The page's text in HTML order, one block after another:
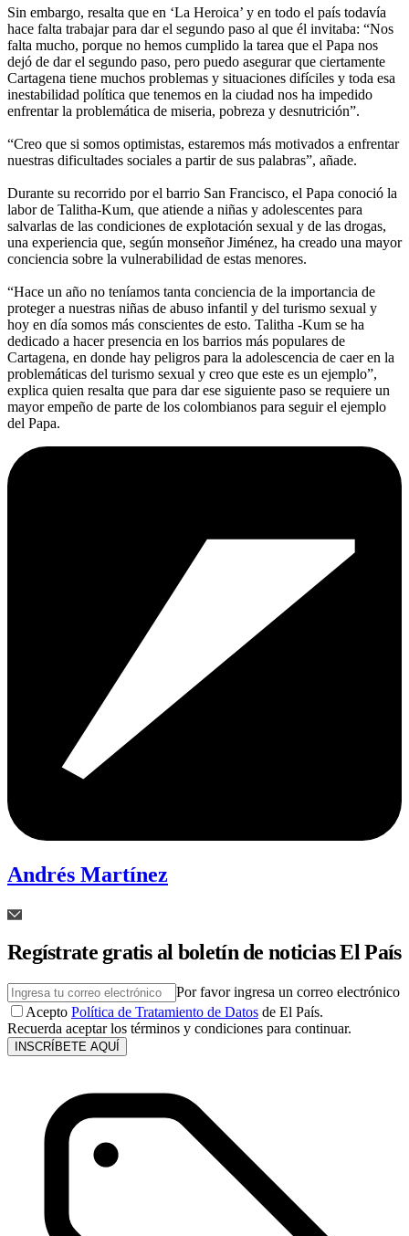
Sin embargo, resalta que en ‘La Heroica’ y en todo el país todavía
hace falta trabajar para dar el segundo paso al que él invitaba: “Nos
falta mucho, porque no hemos cumplido la tarea que el Papa nos
dejó de dar el segundo paso, pero puedo asegurar que ciertamente
Cartagena tiene muchos problemas y situaciones difíciles y toda esa
inestabilidad política que tenemos en la ciudad nos ha impedido
enfrentar la problemática de miseria, pobreza y desnutrición”.
“Creo que si somos optimistas, estaremos más motivados a enfrentar
nuestras dificultades sociales a partir de sus palabras”, añade.
Durante su recorrido por el barrio San Francisco, el Papa conoció la
labor de Talitha-Kum, que atiende a niñas y adolescentes para
salvarlas de las condiciones de explotación sexual y de las drogas,
una experiencia que, según monseñor Jiménez, ha creado una mayor
conciencia sobre la vulnerabilidad de estas menores.
“Hace un año no teníamos tanta conciencia de la importancia de
proteger a nuestras niñas de abuso infantil y del turismo sexual y
hoy en día somos más conscientes de esto. Talitha -Kum se ha
dedicado a hacer presencia en los barrios más populares de
Cartagena, en donde hay peligros para la adolescencia de caer en la
problemáticas del turismo sexual y creo que este es un ejemplo”,
explica quien resalta que para dar ese siguiente paso se requiere un
mayor empeño de parte de los colombianos para seguir el ejemplo
del Papa.
Andrés Martínez
Regístrate gratis al boletín de noticias El País
Por favor ingresa un correo electrónico
Acepto Política de Tratamiento de Datos de El País.
Recuerda aceptar los términos y condiciones para continuar.
INSCRÍBETE AQUÍ